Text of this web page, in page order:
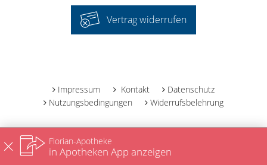
Vertrag widerrufen
Impressum Kontakt
Datenschutz
Nutzungsbedingungen
Widerrufsbelehrung
Florian-Apotheke
in Apotheken App anzeigen